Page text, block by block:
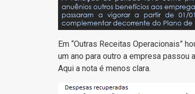
Em “Outras Receitas Operacionais”
um ano para outro a empresa passou
Aqui a nota é menos clara.